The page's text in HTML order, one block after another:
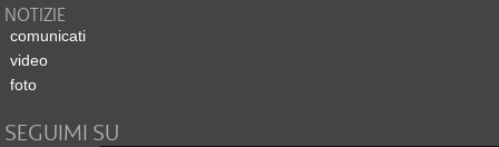
NOTIZIE
comunicati
video
foto
SEGUIMI SU